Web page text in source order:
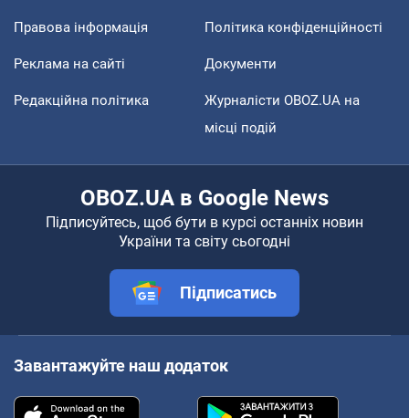
Правова інформація Політика конфіденційності
Реклама на сайті Документи
Редакційна політика
Журналісти OBOZ.UA на
місці подій
OBOZ.UA в Google News
Підписуйтесь, щоб бути в курсі останніх новин
України та світу сьогодні
Підписатись
Завантажуйте наш додаток